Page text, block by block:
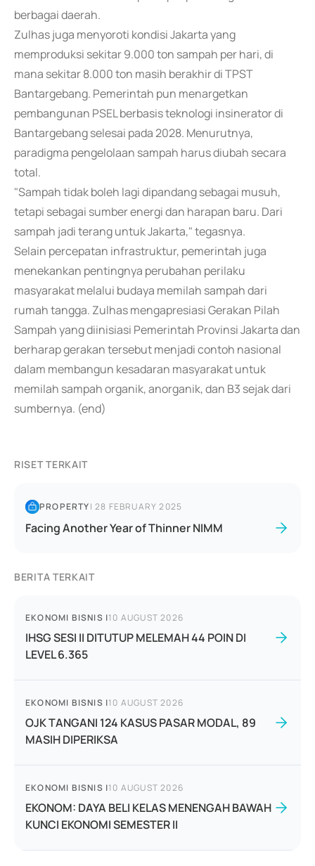
berbagai daerah.
Zulhas juga menyoroti kondisi Jakarta yang
memproduksi sekitar 9.000 ton sampah per hari, di
mana sekitar 8.000 ton masih berakhir di TPST
Bantargebang. Pemerintah pun menargetkan
pembangunan PSEL berbasis teknologi insinerator di
Bantargebang selesai pada 2028. Menurutnya,
paradigma pengelolaan sampah harus diubah secara
total.
"Sampah tidak boleh lagi dipandang sebagai musuh,
tetapi sebagai sumber energi dan harapan baru. Dari
sampah jadi terang untuk Jakarta," tegasnya.
Selain percepatan infrastruktur, pemerintah juga
menekankan pentingnya perubahan perilaku
masyarakat melalui budaya memilah sampah dari
rumah tangga. Zulhas mengapresiasi Gerakan Pilah
Sampah yang diinisiasi Pemerintah Provinsi Jakarta dan
berharap gerakan tersebut menjadi contoh nasional
dalam membangun kesadaran masyarakat untuk
memilah sampah organik, anorganik, dan B3 sejak dari
sumbernya. (end)
RISET TERKAIT
PROPERTY|28 FEBRUARY 2025
Facing Another Year of Thinner NIMM
BERITA TERKAIT
EKONOMI BISNIS |10 AUGUST 2026
IHSG SESI II DITUTUP MELEMAH 44 POIN DI
LEVEL 6.365
EKONOMI BISNIS |10 AUGUST 2026
OJK TANGANI 124 KASUS PASAR MODAL, 89
MASIH DIPERIKSA
EKONOMI BISNIS |10 AUGUST 2026
EKONOM: DAYA BELI KELAS MENENGAH BAWAH
KUNCI EKONOMI SEMESTER II